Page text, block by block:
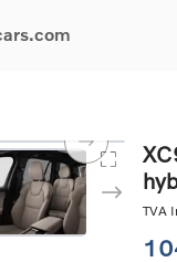
Réservez un essai
Entretien &
Reprise de votre
TVA